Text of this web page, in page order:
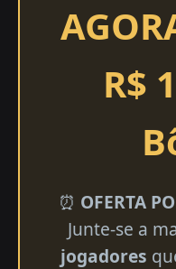
R$
⏰ OFERTA
Junte-se a
jogadores